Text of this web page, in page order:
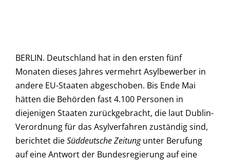
BERLIN. Deutschland hat in den ersten fünf
Monaten dieses Jahres vermehrt Asylbewerber in
andere EU-Staaten abgeschoben. Bis Ende Mai
hätten die Behörden fast 4.100 Personen in
diejenigen Staaten zurückgebracht, die laut Dublin-
Verordnung für das Asylverfahren zuständig sind,
berichtet dieSüddeutsche Zeitungunter Berufung
auf eine Antwort der Bundesregierung auf eine